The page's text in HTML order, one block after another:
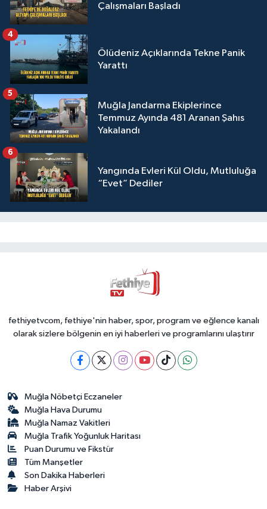
Çalışmaları Başladı
Ölüdeniz Açıklarında Tekne Panik
Yarattı
4
Muğla Jandarma Ekiplerince
Temmuz Ayında 481 Aranan Şahıs
Yakalandı
5
Yangında Evleri Kül Oldu, Mutluluğa
“Evet” Dediler
6
fethiyetvcom, fethiye'nin haber, spor, program ve eğlence kanalı
olarak sizlere bölgenin en iyi haberleri ve programlarını ulaştırır
Muğla Nöbetçi Eczaneler
Muğla Hava Durumu
Muğla Namaz Vakitleri
Muğla Trafik Yoğunluk Haritası
Puan Durumu ve Fikstür
Tüm Manşetler
Son Dakika Haberleri
Haber Arşivi